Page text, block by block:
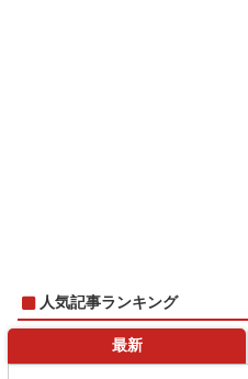
人気記事ランキング
最新